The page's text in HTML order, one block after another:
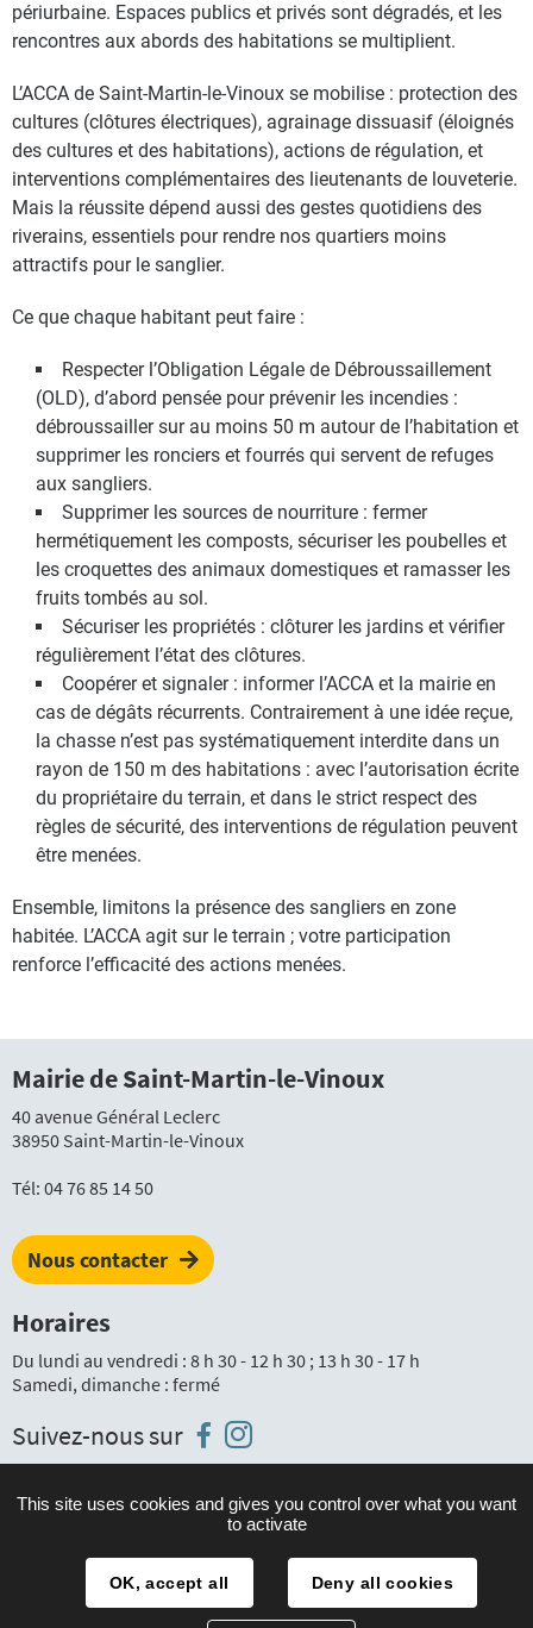
périurbaine. Espaces publics et privés sont dégradés, et les
rencontres aux abords des habitations se multiplient.
L’ACCA de Saint-Martin-le-Vinoux se mobilise : protection des
cultures (clôtures électriques), agrainage dissuasif (éloignés
des cultures et des habitations), actions de régulation, et
interventions complémentaires des lieutenants de louveterie.
Mais la réussite dépend aussi des gestes quotidiens des
riverains, essentiels pour rendre nos quartiers moins
attractifs pour le sanglier.
Ce que chaque habitant peut faire :
Respecter l’Obligation Légale de Débroussaillement
(OLD), d’abord pensée pour prévenir les incendies :
débroussailler sur au moins 50 m autour de l’habitation et
supprimer les ronciers et fourrés qui servent de refuges
aux sangliers.
Supprimer les sources de nourriture : fermer
hermétiquement les composts, sécuriser les poubelles et
les croquettes des animaux domestiques et ramasser les
fruits tombés au sol.
Sécuriser les propriétés : clôturer les jardins et vérifier
régulièrement l’état des clôtures.
Coopérer et signaler : informer l’ACCA et la mairie en
cas de dégâts récurrents. Contrairement à une idée reçue,
la chasse n’est pas systématiquement interdite dans un
rayon de 150 m des habitations : avec l’autorisation écrite
du propriétaire du terrain, et dans le strict respect des
règles de sécurité, des interventions de régulation peuvent
être menées.
Ensemble, limitons la présence des sangliers en zone
habitée. L’ACCA agit sur le terrain ; votre participation
renforce l’efficacité des actions menées.
Mairie de Saint-Martin-le-Vinoux
40 avenue Général Leclerc
38950 Saint-Martin-le-Vinoux
Tél: 04 76 85 14 50
Nous contacter
Horaires
Du lundi au vendredi : 8 h 30 - 12 h 30 ; 13 h 30 - 17 h
Samedi, dimanche : fermé
Suivez-nous sur Facebook
Instagram
Mentions légales
Accessibilité
This site uses cookies and gives you control over what you want
to activate
OK, accept all Deny all cookies